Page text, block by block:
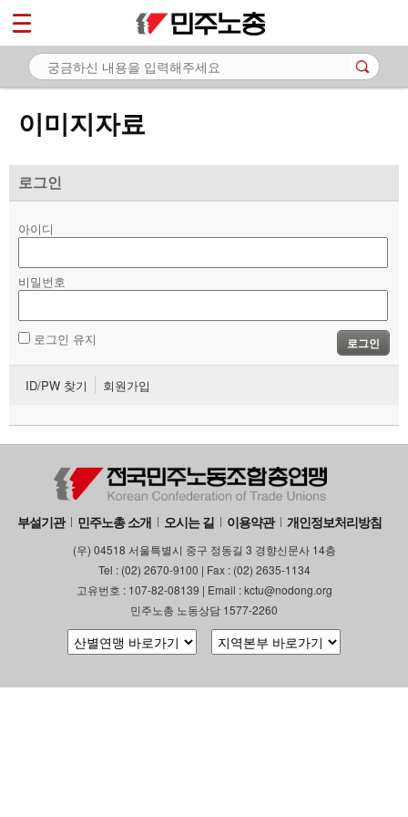
이미지자료
로그인
아이디
비밀번호
로그인 유지 로그인
ID/PW 찾기 회원가입
부설기관 민주노총 소개 오시는 길 이용약관 개인정보처리방침
(우) 04518 서울특별시 중구 정동길 3 경향신문사 14층
Tel : (02) 2670-9100 | Fax : (02) 2635-1134
고유번호 : 107-82-08139 | Email : kctu@nodong.org
민주노총 노동상담 1577-2260
마이페이지
소개
노동상담
자료
- 미디어자료
- 카드뉴스
부설기관